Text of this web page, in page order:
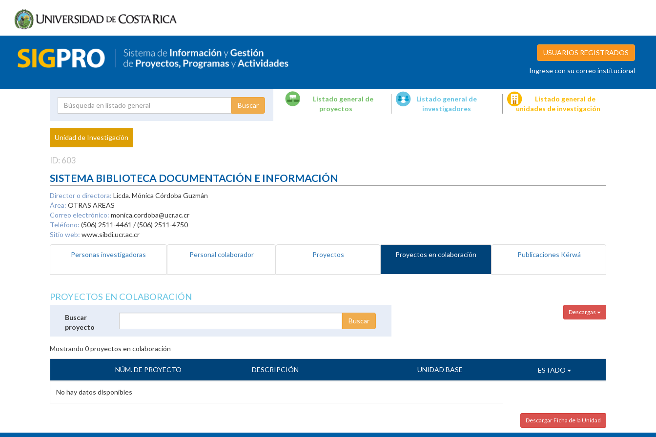
USUARIOS REGISTRADOS
Ingrese con su correo institucional
Proyecto
Investigador
Listado general de
proyectos
Listado general de
investigadores
Listado general de
unidades de investigación
Unidad de Investigación
ID: 603
SISTEMA BIBLIOTECA DOCUMENTACIÓN E INFORMACIÓN
Director o directora: Licda. Mónica Córdoba Guzmán
Área: OTRAS AREAS
Correo electrónico: monica.cordoba@ucr.ac.cr
Teléfono: (506) 2511-4461 / (506) 2511-4750
Sitio web: www.sibdi.ucr.ac.cr
Personas investigadoras Personal colaborador Proyectos Proyectos en colaboración Publicaciones Kérwá
PROYECTOS EN COLABORACIÓN
Descargas
Buscar
proyecto
Mostrando 0proyectos en colaboración
NÚM. DE PROYECTO DESCRIPCIÓN UNIDAD BASE ESTADO
No hay datos disponibles
Descargar Ficha de la Unidad